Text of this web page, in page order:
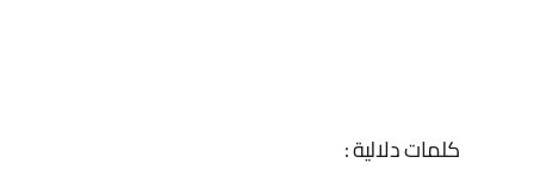
كلمات دلالية :